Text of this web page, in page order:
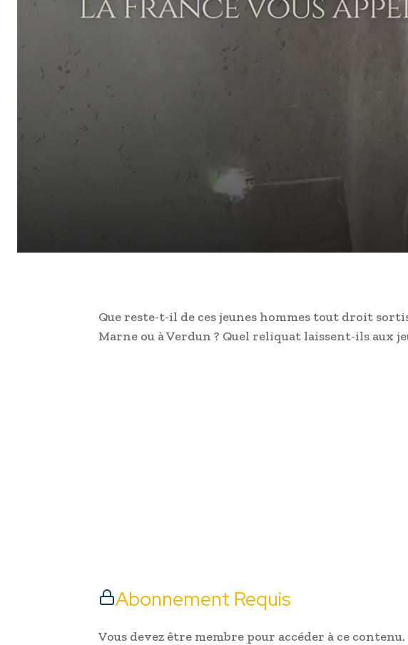
Que reste-t-il de ces jeunes hommes tout droit
Marne ou à Verdun ? Quel reliquat laissent-ils aux
Abonnement Requis
Vous devez être membre pour accéder à ce contenu.